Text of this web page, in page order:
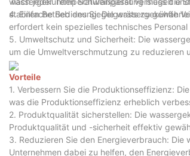
stabilen Betrieb des Siegelgeräts zu
4. Einfache Bedienung: Die wassergekühlte
erfordert kein spezielles technisches
5. Umweltschutz und Sicherheit: Die
um die Umweltverschmutzung zu reduzieren
Vorteile
1. Verbessern Sie die Produktionseffizienz:
was die Produktionseffizienz erheblich
2. Produktqualität sicherstellen: Die
Produktqualität und -sicherheit effektiv
3. Reduzieren Sie den Energieverbrauch:
Unternehmen dabei zu helfen, den